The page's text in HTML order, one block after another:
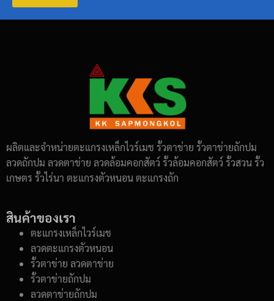
ผลิตและจำหน่ายตะแกรงเหล็กไวร์เมช รั้วตาข่าย รั้วตาข่ายถักปม
ลวดถักปม ลวดตาข่าย ลวดล้อมคอกสัตว์ รั้วล้อมคอกสัตว์ รั้วสวน รั้ว
เกษตร รั้วไร่นา ตะแกรงตัวหนอน ตะแกรงถัก
สินค้าของเรา
ตะแกรงเหล็กไวร์เมช
ลวดตะแกรงตัวหนอน
รั้วตาข่าย ลวดตาข่าย
รั้วตาข่ายถักปม
ลวดตาข่ายถักปม